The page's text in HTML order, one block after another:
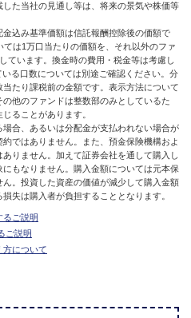
た当社の見通し等は、将来の景気や株価等
込み基準価額は信託報酬控除後の価額で
は1万口当たりの価額を、それ以外のファ
ています。換金時の費用・税金等は考慮し
る口数については別途ご確認ください。分
たり課税前の金額です。表示方法について
他のファンドは整数部のみとしているた
ることがあります。
合、あるいは分配金が支払われない場合が
ではありません。また、預金保険機構およ
りません。加えて証券会社を通して購入し
もなりません。購入金額については元本保
。投資した資産の価値が減少して購入金額
失は購入者が負担することとなります。
ご説明
ご説明
方について